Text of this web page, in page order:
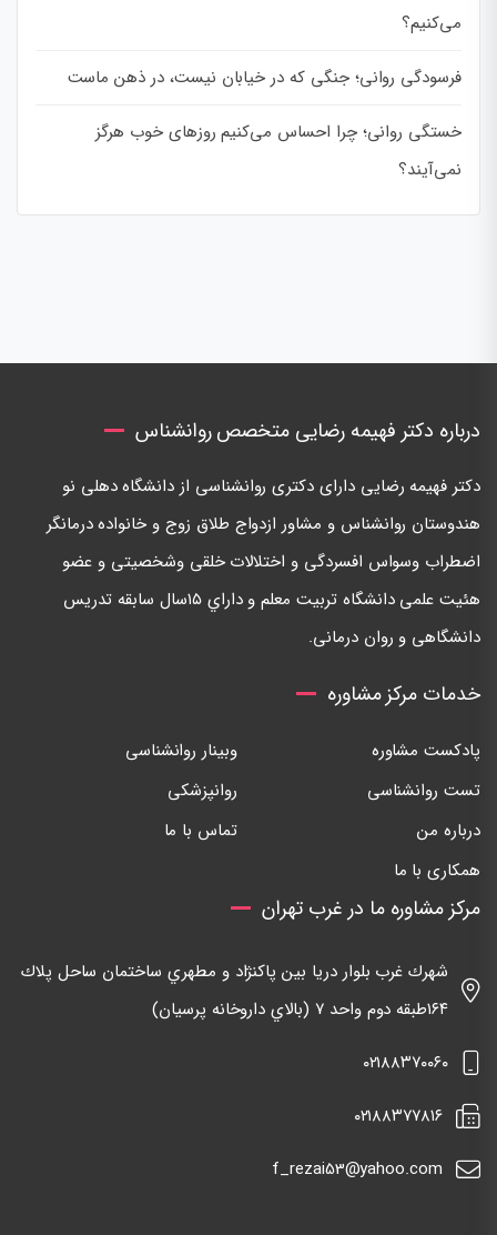
می‌کنیم؟
فرسودگی روانی؛ جنگی که در خیابان نیست، در ذهن ماست
خستگی روانی؛ چرا احساس می‌کنیم روزهای خوب هرگز
نمی‌آیند؟
درباره دکتر فهیمه رضایی متخصص روانشناس
دكتر فهيمه رضايی دارای دكتری روانشناسی از دانشگاه دهلی نو
هندوستان روانشناس و مشاور ازدواج طلاق زوج و خانواده درمانگر
اضطراب وسواس افسردگی و اختلالات خلقی وشخصيتی و عضو
هئيت علمی دانشگاه تربيت معلم و داراي ١٥سال سابقه تدريس
دانشگاهی و روان درمانی.
خدمات مرکز مشاوره
پادکست مشاوره
وبینار روانشناسی
تست روانشناسی
روانپزشکی
درباره من
تماس با ما
همکاری با ما
مرکز مشاوره ما در غرب تهران
شهرك غرب بلوار دريا بين پاكنژاد و مطهري ساختمان ساحل پلاك
١٦٤طبقه دوم واحد ٧ (بالاي داروخانه پرسيان)
٠٢١٨٨٣٧٠٠٦٠
٠٢١٨٨٣٧٧٨١٦
f_rezai53@yahoo.com